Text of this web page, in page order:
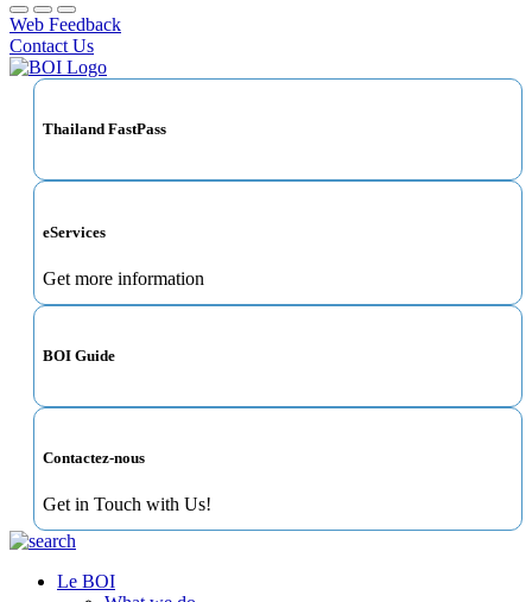
Web Feedback
Contact Us
Thailand FastPass
eServices
Get more information
BOI Guide
Contactez-nous
Get in Touch with Us!
Le BOI